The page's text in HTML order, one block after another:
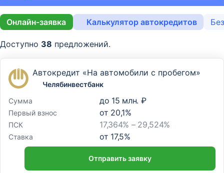
Онлайн-заявка Калькулятор автокредитов
Доступно 38 предложений.
Автокредит «На автомобили с пробегом»
Челябинвестбанк
Сумма
до 15 млн. ₽
Первый взнос от 20,1%
ПСК 17,364% – 29,524%
Ставка от 17,5%
Отправить заявку